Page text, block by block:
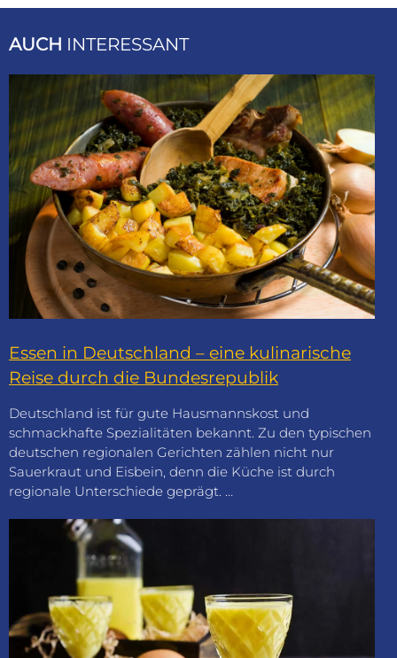
AUCH INTERESSANT
Essen in Deutschland – eine kulinarische
Reise durch die Bundesrepublik
Deutschland ist für gute Hausmannskost und
schmackhafte Spezialitäten bekannt. Zu den typischen
deutschen regionalen Gerichten zählen nicht nur
Sauerkraut und Eisbein, denn die Küche ist durch
regionale Unterschiede geprägt. …